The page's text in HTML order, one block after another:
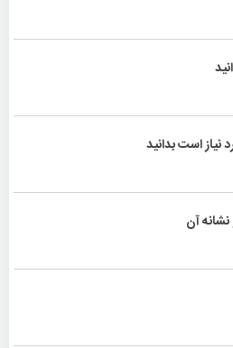
است بدانید